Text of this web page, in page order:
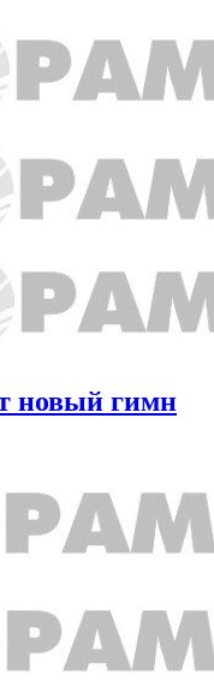
новый гимн